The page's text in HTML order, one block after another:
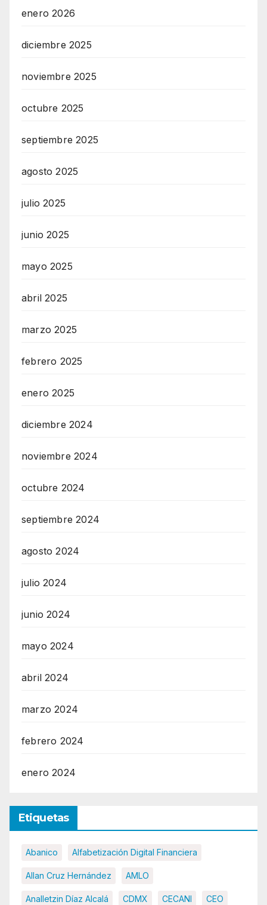
enero 2026
diciembre 2025
noviembre 2025
octubre 2025
septiembre 2025
agosto 2025
julio 2025
junio 2025
mayo 2025
abril 2025
marzo 2025
febrero 2025
enero 2025
diciembre 2024
noviembre 2024
octubre 2024
septiembre 2024
agosto 2024
julio 2024
junio 2024
mayo 2024
abril 2024
marzo 2024
febrero 2024
enero 2024
Etiquetas
Abanico Alfabetización Digital Financiera
Allan Cruz Hernández AMLO
Analletzin Díaz Alcalá CDMX CECANI CEO